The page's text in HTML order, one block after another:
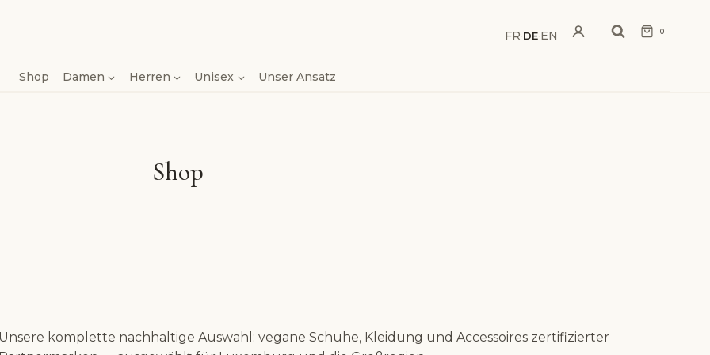
FR DE EN 0
Shop Damen Herren Unisex Unser Ansatz
Shop
Unsere komplette nachhaltige Auswahl: vegane Schuhe, Kleidung und Accessoires zertifizierter